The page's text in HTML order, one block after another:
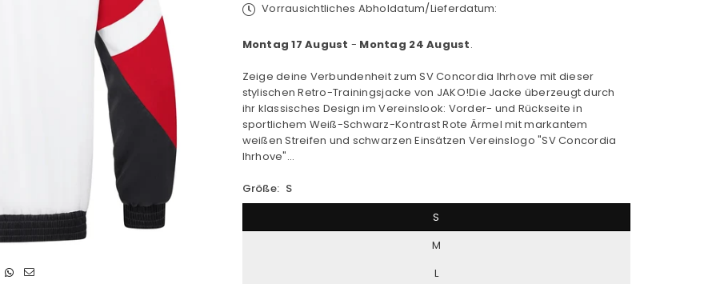
Vorrausichtliches Abholdatum/Lieferdatum:
Montag 17 August - Montag 24 August.
Zeige deine Verbundenheit zum SV Concordia Ihrhove mit dieser
stylischen Retro-Trainingsjacke von JAKO!Die Jacke überzeugt durch
ihr klassisches Design im Vereinslook: Vorder- und Rückseite in
sportlichem Weiß-Schwarz-Kontrast Rote Ärmel mit markantem
weißen Streifen und schwarzen Einsätzen Vereinslogo "SV Concordia
Ihrhove"...
Größe: S
S
M
L